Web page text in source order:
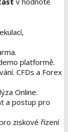
platformě.
CFDs a Forex
Online.
a postup pro
ziskové řízení